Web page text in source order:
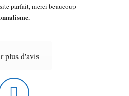
parfait, merci beaucoup
plus d'avis